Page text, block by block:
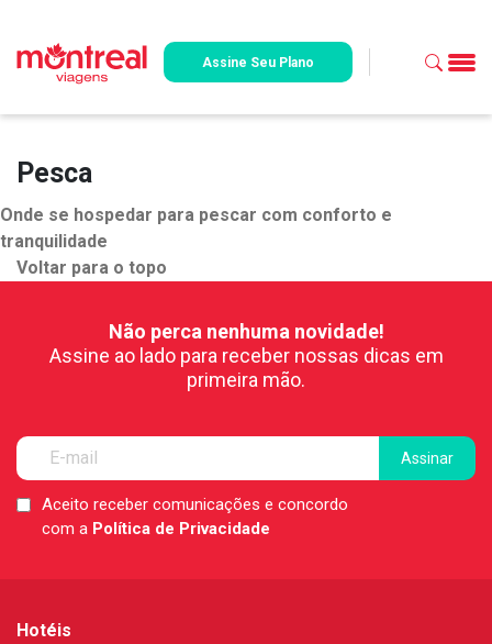
Assine Seu Plano
Pesca
Onde se hospedar para pescar com conforto e
tranquilidade
Voltar para o topo
Não perca nenhuma novidade!
Assine ao lado para receber nossas dicas em
primeira mão.
LGPDAceito receber comunicações e concordo
com a Política de Privacidade
Hotéis